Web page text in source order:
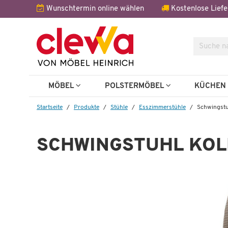
Wunschtermin online wählen Kostenlose
Suche
MÖBEL POLSTERMÖBEL KÜCHEN
Startseite Produkte Stühle Esszimmerstühle
SCHWINGSTUHL